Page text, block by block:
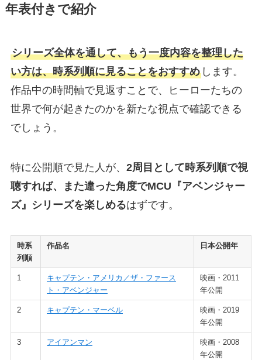
年表付きで紹介
シリーズ全体を通して、もう一度内容を整理した
い方は、時系列順に見ることをおすすめします。
作品中の時間軸で見返すことで、ヒーローたちの
世界で何が起きたのかを新たな視点で確認できる
でしょう。
特に公開順で見た人が、 2周目として時系列順で視
聴すれば、また違った角度でMCU『アベンジャー
ズ』シリーズを楽しめるはずです。
時系
列順
作品名 日本公開年
1
キャプテン・アメリカ／ザ・ファース
ト・アベンジャー
映画・2011
年公開
2 キャプテン・マーベル
映画・2019
年公開
3 アイアンマン
映画・2008
年公開